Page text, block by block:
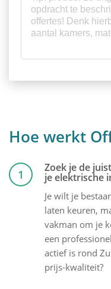
Hoe werkt
1 Zoek je de
je elektrische
Je wilt je
laten keuren,
vakman om je
een
actief is rond
prijs-kwaliteit?